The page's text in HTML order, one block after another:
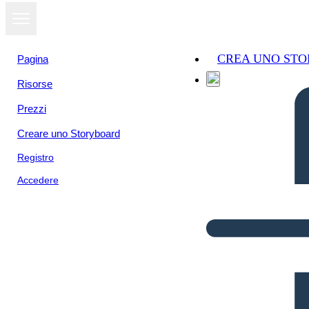
Pagina
Risorse
Prezzi
Creare uno Storyboard
Registro
Accedere
CREA UNO